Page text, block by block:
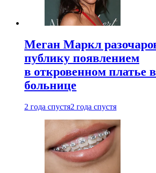
Меган Маркл
публику появлением
в откровенном платье
больнице
2 года спустя2 года спустя